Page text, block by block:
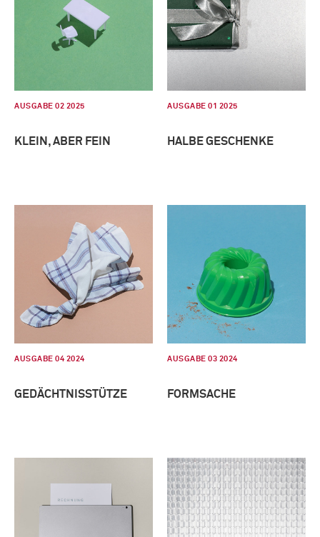
AUSGABE 02 2025
KLEIN, ABER FEIN
AUSGABE 01 2025
HALBE GESCHENKE
AUSGABE 04 2024
GEDÄCHTNISSTÜTZE
AUSGABE 03 2024
FORMSACHE